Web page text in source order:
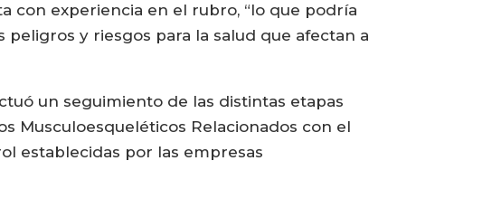
con experiencia en el rubro, “lo que podría
y riesgos para la salud que afectan a
un seguimiento de las distintas etapas
Musculoesqueléticos Relacionados con el
establecidas por las empresas